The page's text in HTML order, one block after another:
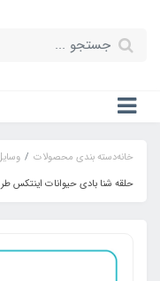
خانهدسته بندی محصولات
حلقه شنا بادی حیوانات اینتکس طرح